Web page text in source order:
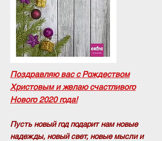
Поздравляю вас с Рождеством
Христовым и желаю счастливого
Нового 2020 года!
Пусть новый год подарит нам новые
надежды, новый свет, новые мысли и